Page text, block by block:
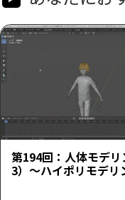
第194回：人体モデ
3）～ハイポリモデリ